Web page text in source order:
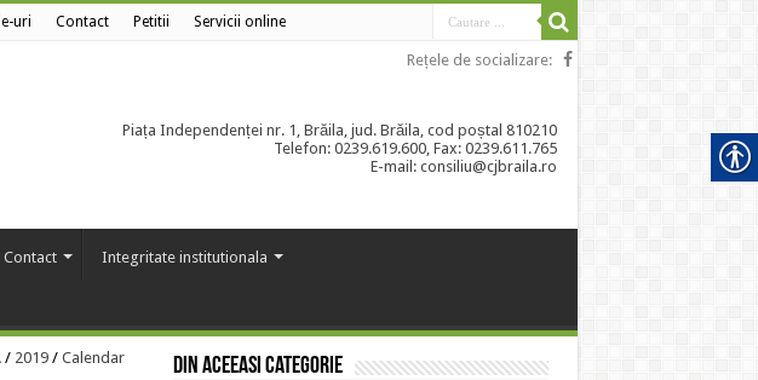
uri Contact Petitii Servicii online
Rețele de socializare:
Piața Independenței nr. 1, Brăila, jud. Brăila, cod poștal 810210
Telefon: 0239.619.600, Fax: 0239.611.765
E-mail: consiliu@cjbraila.ro
Contact Integritate institutionala
/ 2019 / Calendar
Din aceeasi categorie